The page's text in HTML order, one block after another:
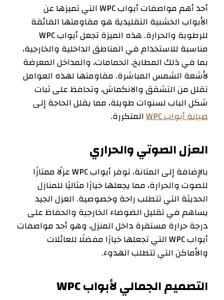
أحد أهم مواصفات أبواب WPC التي تميزها عن
الأبواب الخشبية التقليدية هو مقاومتها الفائقة
للرطوبة والحرارة. هذه الميزة تجعل أبواب WPC
مناسبة للاستخدام في المناطق الداخلية والخارجية،
بما في ذلك المطابخ، الحمامات، والمداخل المعرضة
لأشعة الشمس المباشرة. مقاومتها لهذه العوامل
تقلل من التشقق والانكماش، وتحافظ على ثبات
شكل الباب لسنوات طويلة، مما يقلل الحاجة إلى
صيانة أبواب WPC
المتكررة.
العزل الصوتي والحراري
بالإضافة إلى المتانة، توفر أبواب WPC عزلًا ممتازًا
للصوت والحرارة، مما يجعلها خيارًا مثاليًا للمنازل
الحديثة التي تتطلب راحة وخصوصية. العزل الجيد
يساهم في تقليل الضوضاء الخارجية والحفاظ على
درجة حرارة مستقرة داخل المنزل، وهو أحد مواصفات
أبواب WPC التي تجعلها خيارًا مفضلًا للعائلات
والأماكن التي تتطلب الهدوء.
التصميم الجمالي لأبواب WPC